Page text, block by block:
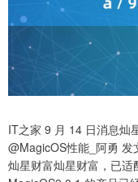
IT之家 9 月 14 日消息灿
@MagicOS性能_阿勇
灿星财富灿星财富，已适